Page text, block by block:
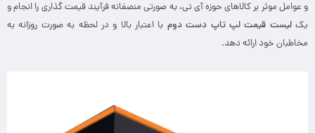
و عوامل موثر بر کالاهای حوزه آی تی، به صورتی منصفانه فرآیند قیمت گذاری را انجام و
یکلیست قیمت لپ تاپ دست دوم با اعتبار بالا و در لحظه به صورت روزانه به
مخاطبان خود ارائه دهد.